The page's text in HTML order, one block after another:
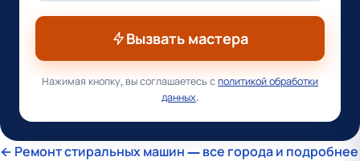
Вызвать мастера
Нажимая кнопку, вы соглашаетесь сполитикой обработки
данных.
← Ремонт стиральных машин — все города и подробнее